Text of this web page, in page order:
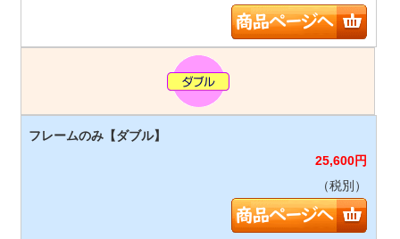
25,600円
（税別）